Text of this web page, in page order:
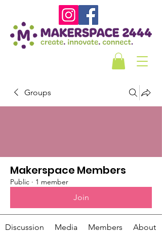
Groups
Makerspace Members
Public · 1 member
Join
Discussion Media Members About